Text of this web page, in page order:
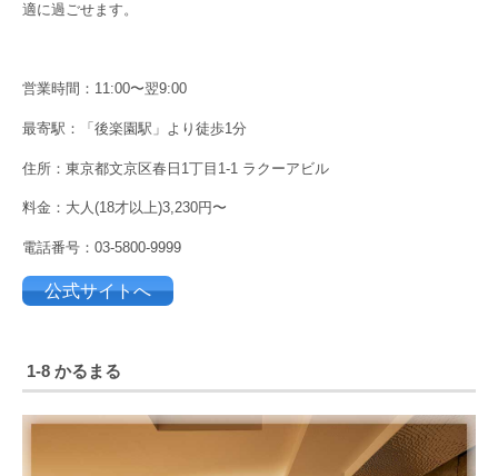
適に過ごせます。
営業時間：11:00〜翌9:00
最寄駅：「後楽園駅」より徒歩1分
住所：東京都文京区春日1丁目1-1 ラクーアビル
料金：大人(18才以上)3,230円〜
電話番号：03-5800-9999
公式サイトへ
1-8 かるまる